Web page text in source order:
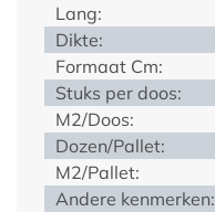
Lang:
Dikte:
Formaat Cm:
Stuks per doos:
M2/Doos:
Dozen/Pallet:
M2/Pallet:
Andere kenmerken: